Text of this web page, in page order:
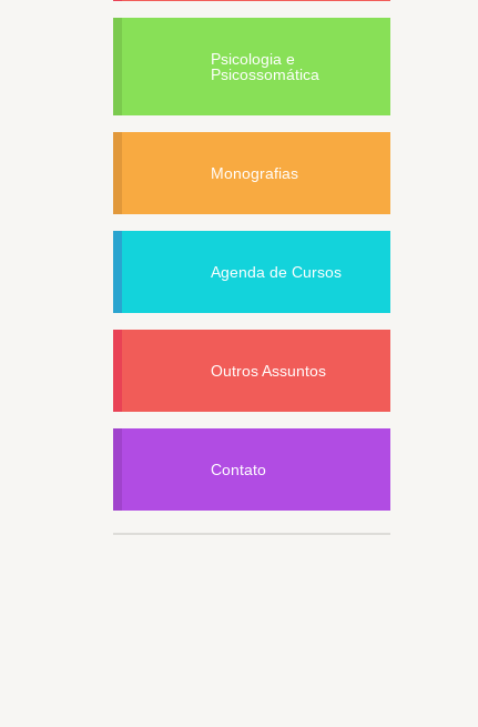
Psicologia e
Psicossomática
Monografias
Agenda de Cursos
Outros Assuntos
Contato